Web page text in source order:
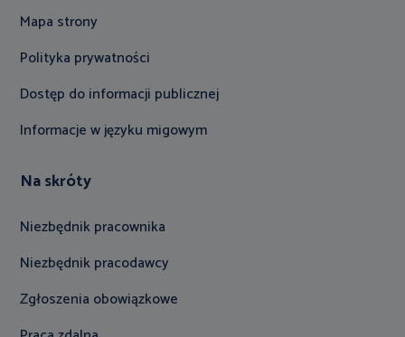
Mapa strony
Polityka prywatności
Dostęp do informacji publicznej
Informacje w języku migowym
Na skróty
Niezbędnik pracownika
Niezbędnik pracodawcy
Zgłoszenia obowiązkowe